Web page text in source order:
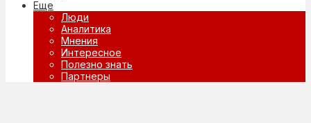
Еще
Люди
Аналитика
Мнения
Интересное
Полезно знать
Партнеры